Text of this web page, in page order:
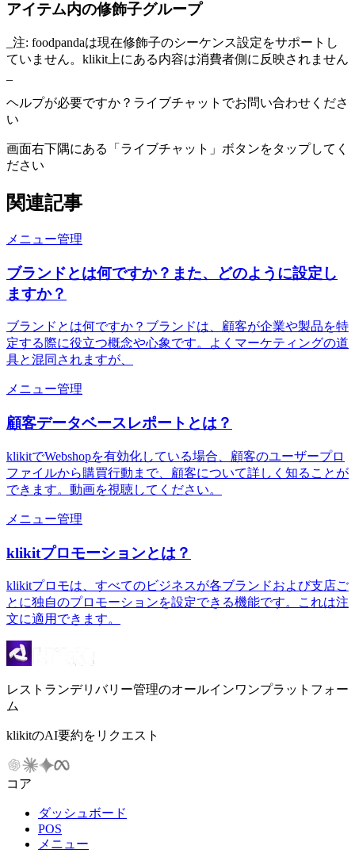
アイテム内の修飾子グループ
_注: foodpandaは現在修飾子のシーケンス設定をサポートし
ていません。klikit上にある内容は消費者側に反映されません
ヘルプが必要ですか？ライブチャットでお問い合わせくださ
い
画面右下隅にある「ライブチャット」ボタンをタップしてく
ださい
関連記事
メニュー管理
ブランドとは何ですか？また、どのように設定し
ますか？
ブランドとは何ですか？ブランドは、顧客が企業や製品を特
定する際に役立つ概念や心象です。よくマーケティングの道
具と混同されますが、
メニュー管理
顧客データベースレポートとは？
klikitでWebshopを有効化している場合、顧客のユーザープロ
ファイルから購買行動まで、顧客について詳しく知ることが
できます。動画を視聴してください。
メニュー管理
klikitプロモーションとは？
klikitプロモは、すべてのビジネスが各ブランドおよび支店ご
とに独自のプロモーションを設定できる機能です。これは注
文に適用できます。
レストランデリバリー管理のオールインワンプラットフォー
ム
klikitのAI要約をリクエスト
コア
ダッシュボード
POS
メニュー